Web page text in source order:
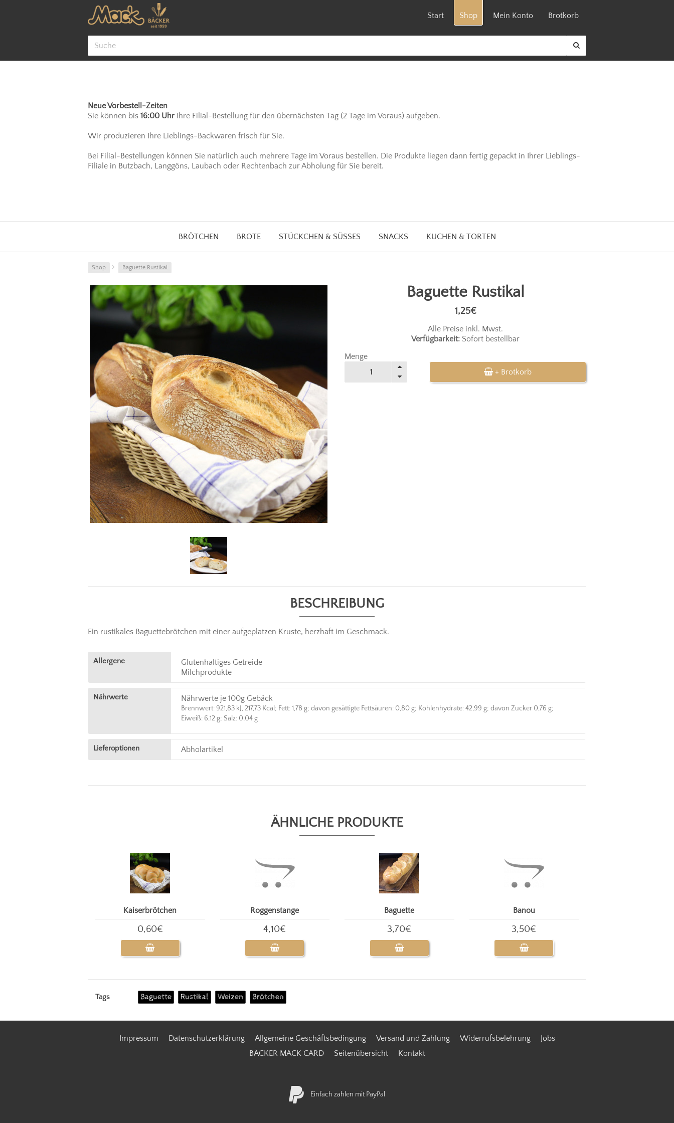
Start Shop Mein Konto Brotkorb
Neue Vorbestell-Zeiten
Sie können bis 16:00 Uhr Ihre Filial-Bestellung für den übernächsten Tag (2 Tage im Voraus) aufgeben.
Wir produzieren Ihre Lieblings-Backwaren frisch für Sie.
Bei Filial-Bestellungen können Sie natürlich auch mehrere Tage im Voraus bestellen. Die Produkte liegen dann fertig gepackt in Ihrer Lieblings-
Filiale in Butzbach, Langgöns, Laubach oder Rechtenbach zur Abholung für Sie bereit.
BRÖTCHEN BROTE STÜCKCHEN & SÜSSES SNACKS KUCHEN & TORTEN
Shop Baguette Rustikal
Baguette Rustikal
1,25€
Alle Preise inkl. Mwst.
Verfügbarkeit: Sofort bestellbar
Menge
+ Brotkorb
BESCHREIBUNG
Ein rustikales Baguettebrötchen mit einer aufgeplatzen Kruste, herzhaft im Geschmack.
Allergene
Glutenhaltiges Getreide
Milchprodukte
Nährwerte Nährwerte je 100g Gebäck
Brennwert: 921,83 kJ, 217,73 Kcal; Fett: 1,78 g; davon gesättigte Fettsäuren: 0,80 g; Kohlenhydrate: 42,99 g; davon Zucker 0,76 g;
Eiweiß: 6,12 g; Salz: 0,04 g
Lieferoptionen Abholartikel
ÄHNLICHE PRODUKTE
Kaiserbrötchen
0,60€
Roggenstange
4,10€
Baguette
3,70€
Banou
3,50€
Tags Baguette Rustikal Weizen Brötchen
Impressum Datenschutzerklärung Allgemeine Geschäftsbedingung Versand und Zahlung Widerrufsbelehrung
Jobs
BÄCKER MACK CARD
Seitenübersicht Kontakt
Einfach zahlen mit PayPal